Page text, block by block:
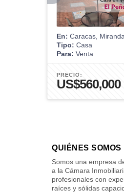
En: Caracas,
Tipo: Casa
Para: Venta
PRECIO:
US$560,000
QUIÉNES SOMOS
Somos una empresa
a la Cámara
profesionales con
raíces y sólidas